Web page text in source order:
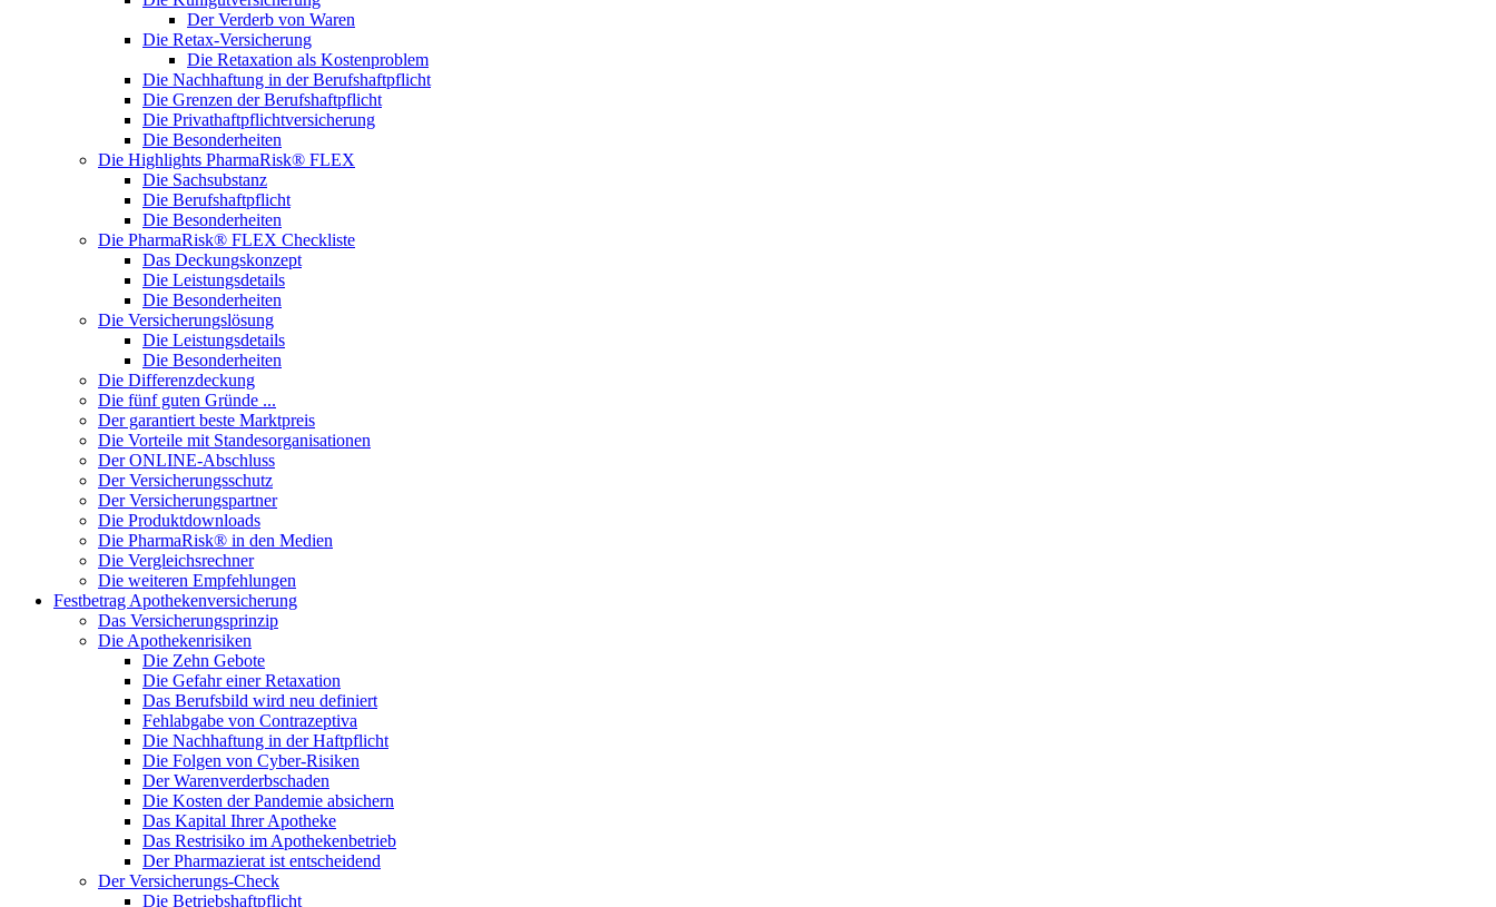
Der Verderb von Waren
Die Retax-Versicherung
Die Retaxation als Kostenproblem
Die Nachhaftung in der Berufshaftpflicht
Die Grenzen der Berufshaftpflicht
Die Privathaftpflichtversicherung
Die Besonderheiten
Die Highlights PharmaRisk® FLEX
Die Sachsubstanz
Die Berufshaftpflicht
Die Besonderheiten
Die PharmaRisk® FLEX Checkliste
Das Deckungskonzept
Die Leistungsdetails
Die Besonderheiten
Die Versicherungslösung
Die Leistungsdetails
Die Besonderheiten
Die Differenzdeckung
Die fünf guten Gründe ...
Der garantiert beste Marktpreis
Die Vorteile mit Standesorganisationen
Der ONLINE-Abschluss
Der Versicherungsschutz
Der Versicherungspartner
Die Produktdownloads
Die PharmaRisk® in den Medien
Die Vergleichsrechner
Die weiteren Empfehlungen
Festbetrag Apothekenversicherung
Das Versicherungsprinzip
Die Apothekenrisiken
Die Zehn Gebote
Die Gefahr einer Retaxation
Das Berufsbild wird neu definiert
Fehlabgabe von Contrazeptiva
Die Nachhaftung in der Haftpflicht
Die Folgen von Cyber-Risiken
Der Warenverderbschaden
Die Kosten der Pandemie absichern
Das Kapital Ihrer Apotheke
Das Restrisiko im Apothekenbetrieb
Der Pharmazierat ist entscheidend
Der Versicherungs-Check
Die Betriebshaftpflicht